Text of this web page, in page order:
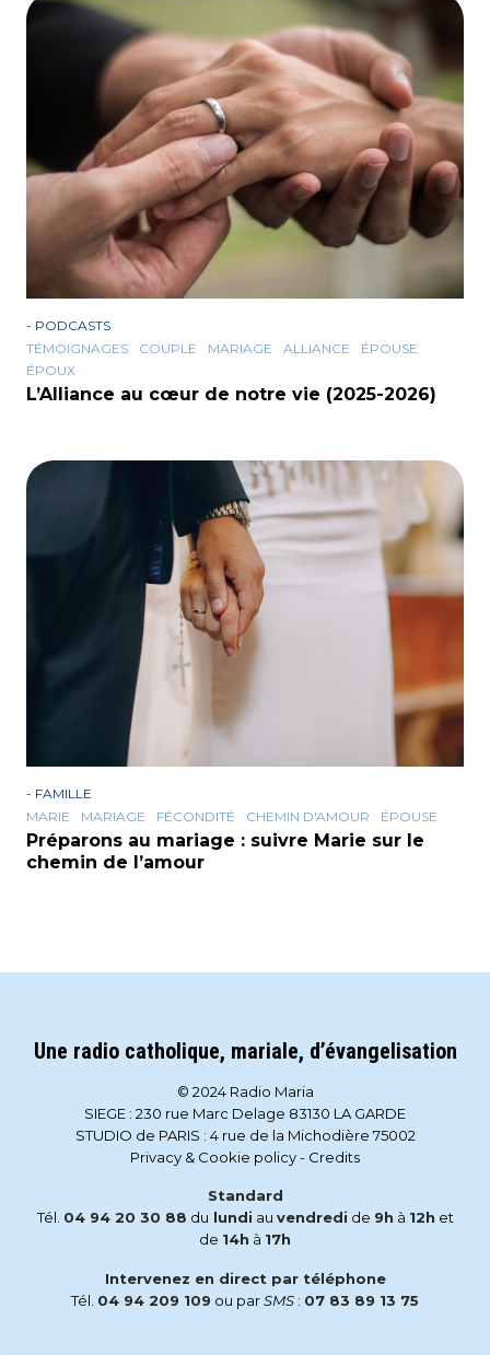
- PODCASTS
TÉMOIGNAGES
COUPLE MARIAGE ALLIANCE
ÉPOUSE
ÉPOUX
L’Alliance au cœur de notre vie (2025-2026)
- FAMILLE
MARIE
MARIAGE FÉCONDITÉ CHEMIN D'AMOUR ÉPOUSE
Préparons au mariage : suivre Marie sur le
chemin de l’amour
Une radio catholique, mariale, d’évangelisation
© 2024 Radio Maria
SIEGE : 230 rue Marc Delage 83130 LA GARDE
STUDIO de PARIS : 4 rue de la Michodière 75002
Privacy & Cookie policy- Credits
Standard
Tél. 04 94 20 30 88 du lundi au vendredi de 9h à 12h et
de 14h à 17h
Intervenez en direct par téléphone
Tél. 04 94 209 109 ou parSMS : 07 83 89 13 75